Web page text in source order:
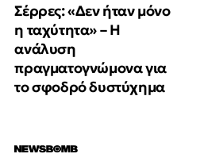
Σέρρες: «Δεν ήταν μόνο
η ταχύτητα» – Η
ανάλυση
πραγματογνώμονα για
το σφοδρό δυστύχημα